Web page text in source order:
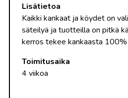
Lisätietoa
Kaikki kankaat ja köydeton
säteilyä ja tuotteilla on pitkä
kerros tekee kankaasta 100%
Toimitusaika
4 viikoa